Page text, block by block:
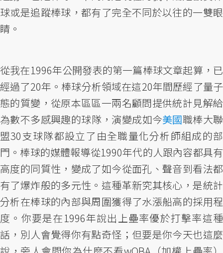
球或是追蹤棒球，都有了完全不同於以往的一雙眼
睛。
從我在1996年公開發表的第一篇棒球文章起算，已
經過了20年。棒球分析領域在這20年間歷經了量子
態的質變，從原本區區一兩名顧問提供統計見解給
為數不多感興趣的球隊，演變成如今美國職棒大聯
盟30支球隊都設立了由全職量化分析師組成的部
門。棒球的媒體報導從1990年代的人跟內容都具有
高度的同質性，變成了如今從面孔、聲音到看法都
有了爆炸般的多元性。這種革新究其核心，是統計
分析在棒球的內部與周圍獲得了水漲船高的採用程
度。你要是在1996年說出上壘率優於打擊率這種
話，別人會覺得你有點奇怪；但要是你今天也這麼